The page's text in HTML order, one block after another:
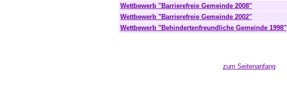
Wettbewerb "Barrierefreie Gemeinde 2008"
Wettbewerb "Barrierefreie Gemeinde 2002"
Wettbewerb "Behindertenfreundliche Gemeinde 1998"
zum Seitenanfang